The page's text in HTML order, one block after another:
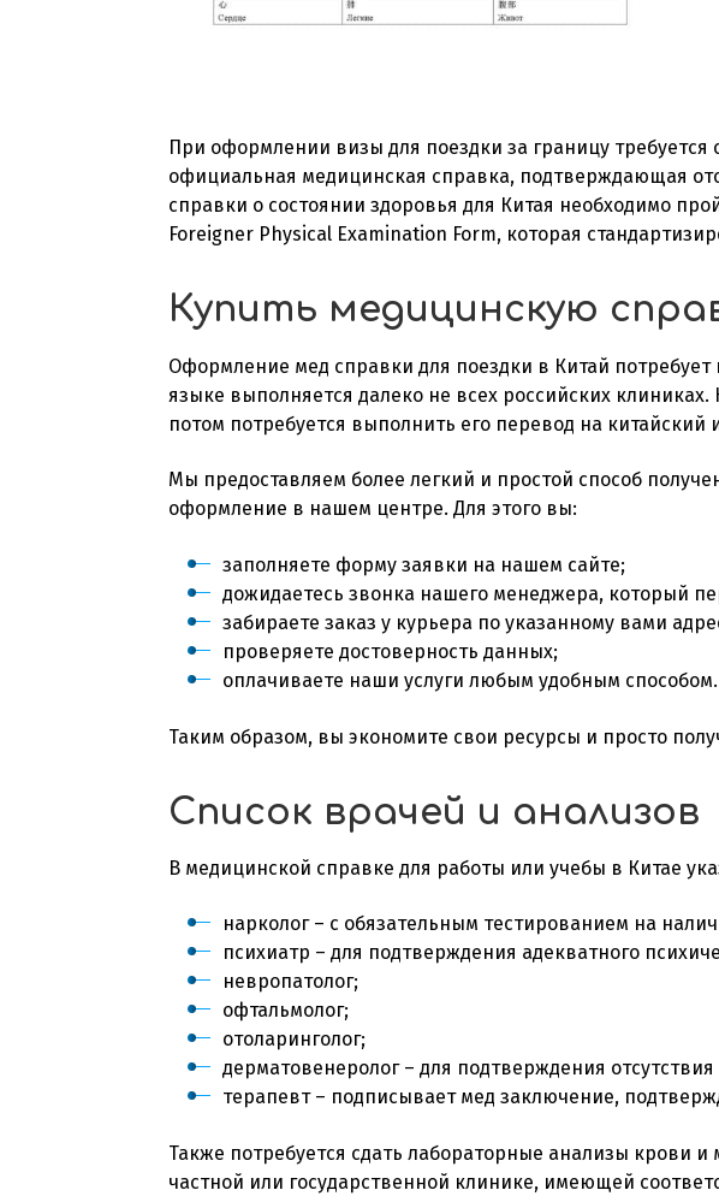
При оформлении визы для поездки за границу
официальная медицинская справка, подтверждающая
справки о состоянии здоровья для Китая необходимо
Foreigner Physical Examination Form, которая
Купить медицинскую
Оформление мед справки для поездки в Китай п
языке выполняется далеко не всех российских
потом потребуется выполнить его перевод на китайский
Мы предоставляем более легкий и простой способ
оформление в нашем центре. Для этого вы:
заполняете форму заявки на нашем сайте;
дожидаетесь звонка нашего менеджера, который
забираете заказ у курьера по указанному вами
проверяете достоверность данных;
оплачиваете наши услуги любым удобным способом.
Таким образом, вы экономите свои ресурсы и просто
Список врачей и анализов
В медицинской справке для работы илиучебы в Китае
нарколог – с обязательным тестированием на
психиатр – для подтверждения адекватного
невропатолог;
офтальмолог;
отоларинголог;
дерматовенеролог – для подтверждения
терапевт – подписывает мед заключение,
Также потребуется сдать лабораторные анализы крови
частной или государственной клинике, имеющей